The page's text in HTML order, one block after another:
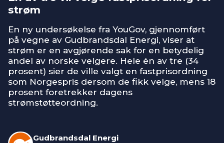
strøm
En ny undersøkelse fra YouGov, gjennomført
på vegne av Gudbrandsdal Energi, viser at
strøm er en avgjørende sak for en betydelig
andel av norske velgere. Hele én av tre (34
prosent) sier de ville valgt en fastprisordning
som Norgespris dersom de fikk velge, mens 18
prosent foretrekker dagens
strømstøtteordning.
Gudbrandsdal Energi